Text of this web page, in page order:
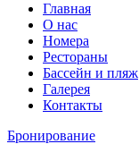
Главная
О нас
Номера
Рестораны
Бассейн и пляж
Галерея
Контакты
Бронирование